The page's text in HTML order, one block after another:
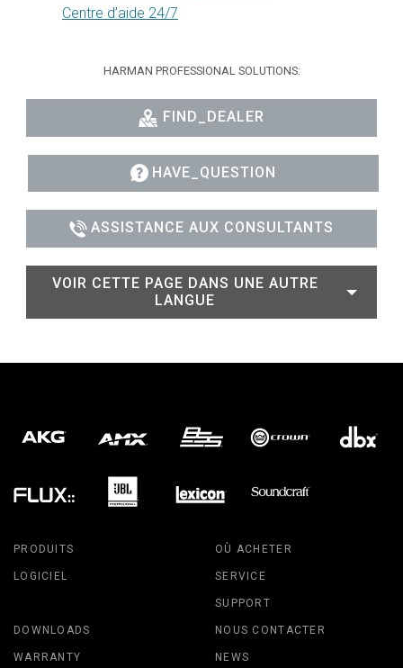
Centre d’aide 24/7
HARMAN PROFESSIONAL SOLUTIONS:
FIND_DEALER
HAVE_QUESTION
ASSISTANCE AUX CONSULTANTS
VOIR CETTE PAGE DANS UNE AUTRE
LANGUE
PRODUITS
LOGICIEL
OÙ ACHETER
SERVICE
SUPPORT
DOWNLOADS
WARRANTY
NOUS CONTACTER
NEWS